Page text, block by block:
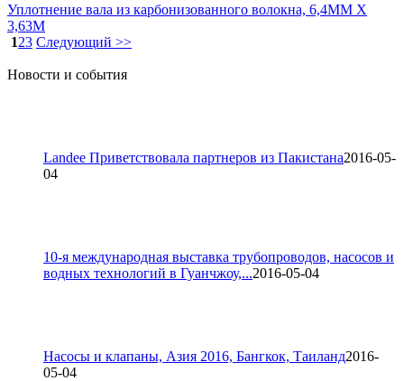
Уплотнение вала из карбонизованного волокна, 6,4MM X
3,63M
123 Cледующий >>
Новости и события
Landee Приветствовала партнеров из Пакистана2016-05-
04
10-я международная выставка трубопроводов, насосов и
водных технологий в Гуанчжоу,...2016-05-04
Насосы и клапаны, Азия 2016, Бангкок, Таиланд2016-
05-04